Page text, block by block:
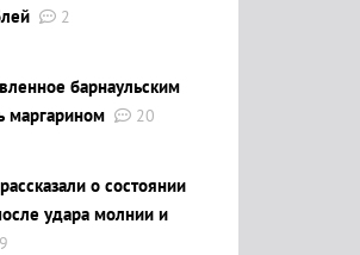
2
барнаульским
маргарином
20
о состоянии
удара молнии и
9